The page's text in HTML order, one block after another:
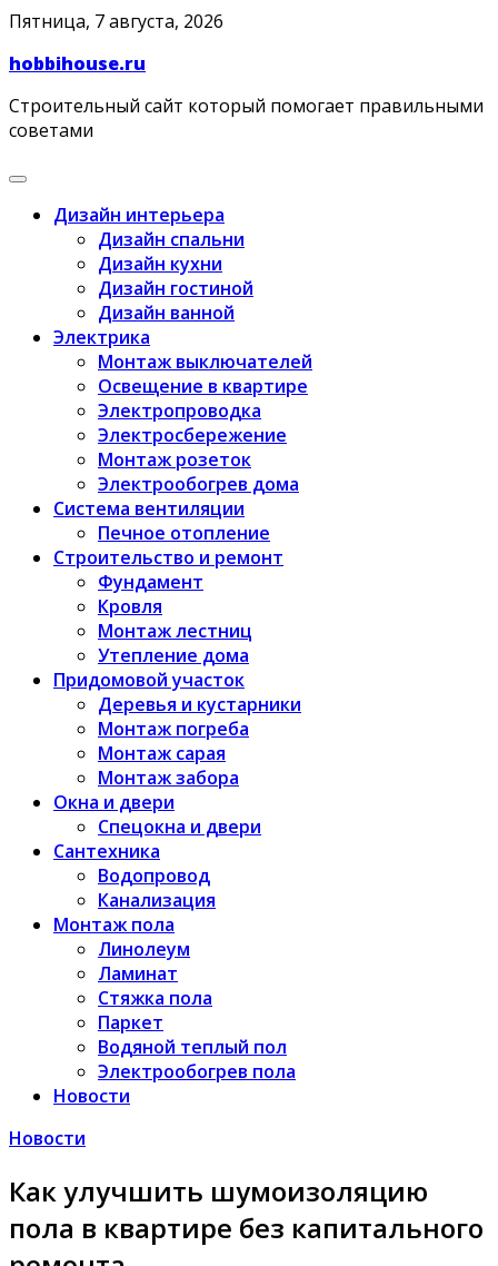
Skip
content
Пятница, 7 августа, 2026
hobbihouse.ru
Строительный сайт который помогает правильными
советами
Дизайн интерьера
Дизайн спальни
Дизайн кухни
Дизайн гостиной
Дизайн ванной
Электрика
Монтаж выключателей
Освещение в квартире
Электропроводка
Электросбережение
Монтаж розеток
Электрообогрев дома
Система вентиляции
Печное отопление
Строительство и ремонт
Фундамент
Кровля
Монтаж лестниц
Утепление дома
Придомовой участок
Деревья и кустарники
Монтаж погреба
Монтаж сарая
Монтаж забора
Окна и двери
Спецокна и двери
Сантехника
Водопровод
Канализация
Монтаж пола
Линолеум
Ламинат
Стяжка пола
Паркет
Водяной теплый пол
Электрообогрев пола
Новости
Новости
Как улучшить шумоизоляцию
пола в квартире без капитального